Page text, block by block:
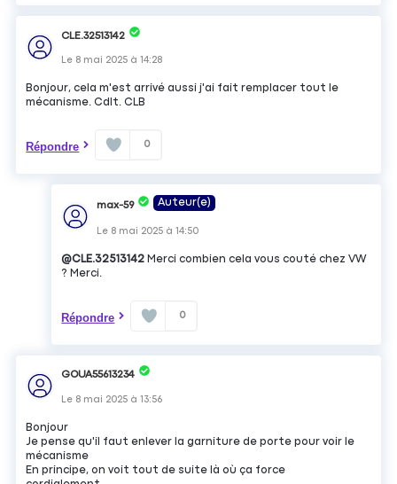
CLE.32513142
Le 8 mai 2025 à14:28
Bonjour, cela m'est arrivé aussi j'ai fait remplacer tout le
mécanisme. Cdlt. CLB
Répondre 0
max-59 Auteur(e)
Le 8 mai 2025 à14:50
@CLE.32513142 Merci combien cela vous couté chez VW
? Merci.
Répondre 0
GOUA55613234
Le 8 mai 2025 à13:56
Bonjour
Je pense qu'il faut enlever la garniture de porte pour voir le
mécanisme
En principe, on voit tout de suite là où ça force